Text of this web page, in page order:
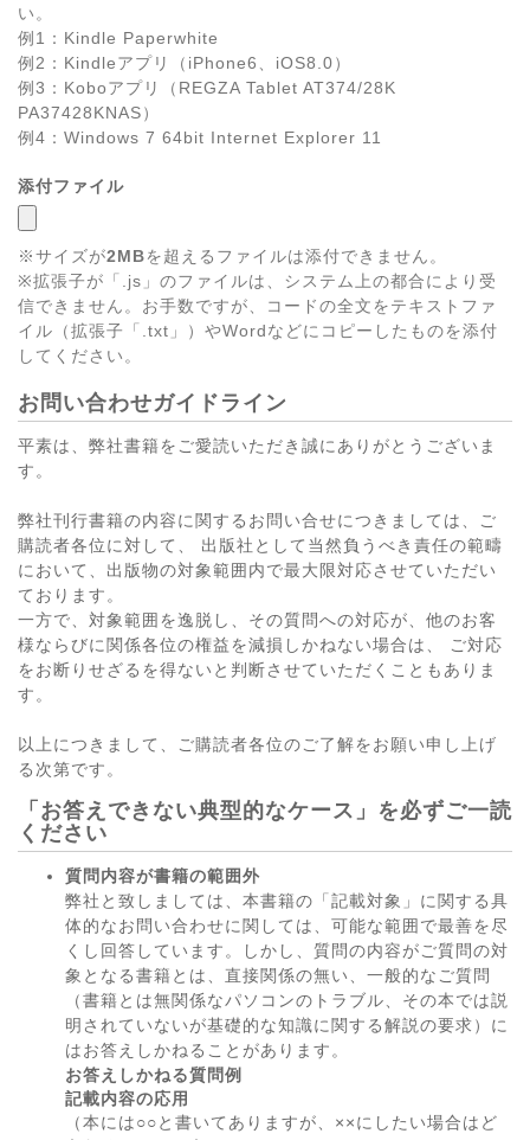
い。
例1：Kindle Paperwhite
例2：Kindleアプリ（iPhone6、iOS8.0）
例3：Koboアプリ（REGZA Tablet AT374/28K
PA37428KNAS）
例4：Windows 7 64bit Internet Explorer 11
添付ファイル
※サイズが2MBを超えるファイルは添付できません。
※拡張子が「.js」のファイルは、システム上の都合により受
信できません。お手数ですが、コードの全文をテキストファ
イル（拡張子「.txt」）やWordなどにコピーしたものを添付
してください。
お問い合わせガイドライン
平素は、弊社書籍をご愛読いただき誠にありがとうございま
す。
弊社刊行書籍の内容に関するお問い合せにつきましては、ご
購読者各位に対して、 出版社として当然負うべき責任の範疇
において、出版物の対象範囲内で最大限対応させていただい
ております。
一方で、対象範囲を逸脱し、その質問への対応が、他のお客
様ならびに関係各位の権益を減損しかねない場合は、 ご対応
をお断りせざるを得ないと判断させていただくこともありま
す。
以上につきまして、ご購読者各位のご了解をお願い申し上げ
る次第です。
「お答えできない典型的なケース」を必ずご一読
ください
質問内容が書籍の範囲外
弊社と致しましては、本書籍の「記載対象」に関する具
体的なお問い合わせに関しては、可能な範囲で最善を尽
くし回答しています。しかし、質問の内容がご質問の対
象となる書籍とは、直接関係の無い、一般的なご質問
（書籍とは無関係なパソコンのトラブル、その本では説
明されていないが基礎的な知識に関する解説の要求）に
はお答えしかねることがあります。
お答えしかねる質問例
記載内容の応用
（本には○○と書いてありますが、××にしたい場合はど